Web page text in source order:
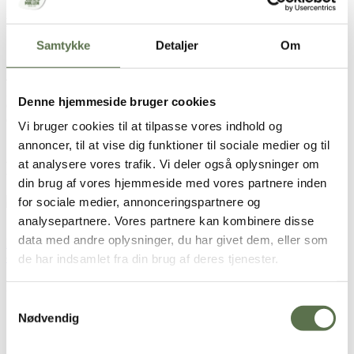
Samtykke Detaljer Om
Denne hjemmeside bruger cookies
Vi bruger cookies til at tilpasse vores indhold og
annoncer, til at vise dig funktioner til sociale medier og til
at analysere vores trafik. Vi deler også oplysninger om
din brug af vores hjemmeside med vores partnere inden
for sociale medier, annonceringspartnere og
analysepartnere. Vores partnere kan kombinere disse
data med andre oplysninger, du har givet dem, eller som
de har indsamlet fra din brug af deres tjenester.
Nødvendig
Persillepesto
1 stort bundt persille
40 g græskarkerner + ekstra til topping
Ca. 1 dl olivenolie
Citronsaft
Salt & peber
Brugt i opskriften
Økologiske Græskarkerner
Hanegal har siden 1980 har haft et ønske om at bringe folk sammen
om et godt, økologisk og bæredygtigt måltid.